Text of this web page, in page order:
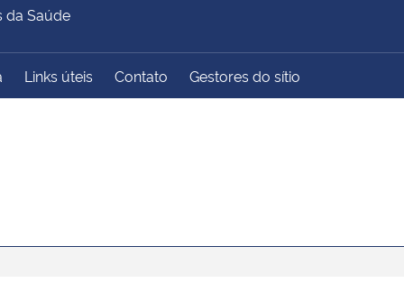
Ministério do
Controladoria-Geral da
da Saúde
Links úteis Contato Gestores do sítio